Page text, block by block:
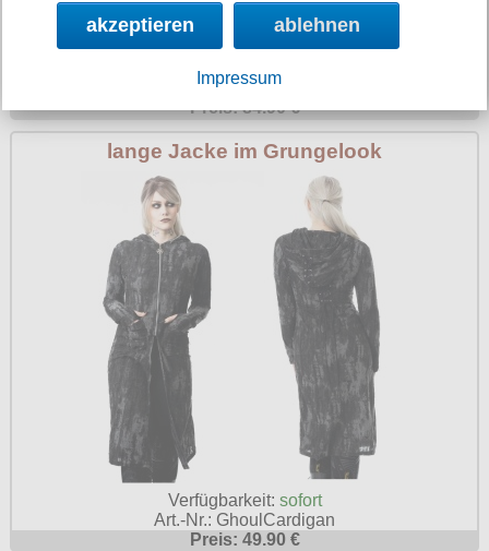
Verfügbarkeit:
Art.-Nr.: EffiaJacket
Preis: 84.90 €
lange Jacke im Grungelook
Verfügbarkeit: sofort
Art.-Nr.: GhoulCardigan
Preis: 49.90 €
akzeptieren ablehnen
Impressum